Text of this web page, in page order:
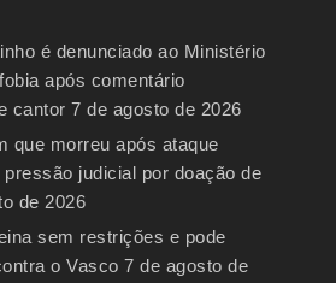
é denunciado ao Ministério
após comentário
cantor 7 de agosto de 2026
que morreu após ataque
judicial por doação de
de 2026
sem restrições e pode
o Vasco 7 de agosto de